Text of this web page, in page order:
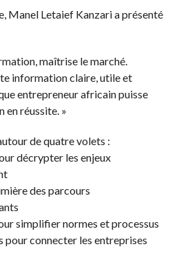
Manel Letaief Kanzari a présenté
maîtrise le marché.
information claire, utile et
entrepreneur africain puisse
réussite. »
de quatre volets :
décrypter les enjeux
des parcours
simplifier normes et processus
pour connecter les entreprises